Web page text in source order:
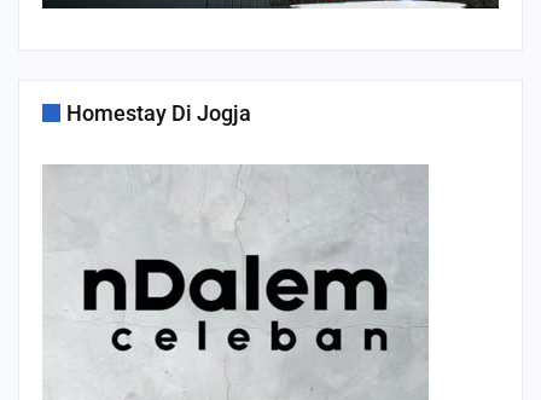
Homestay Di Jogja